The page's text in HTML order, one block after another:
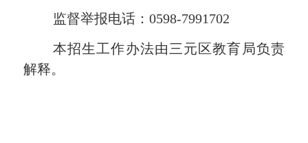
监督举报电话 ：0598-7991702
本招生工作办法由三元区教育局负责
解释。